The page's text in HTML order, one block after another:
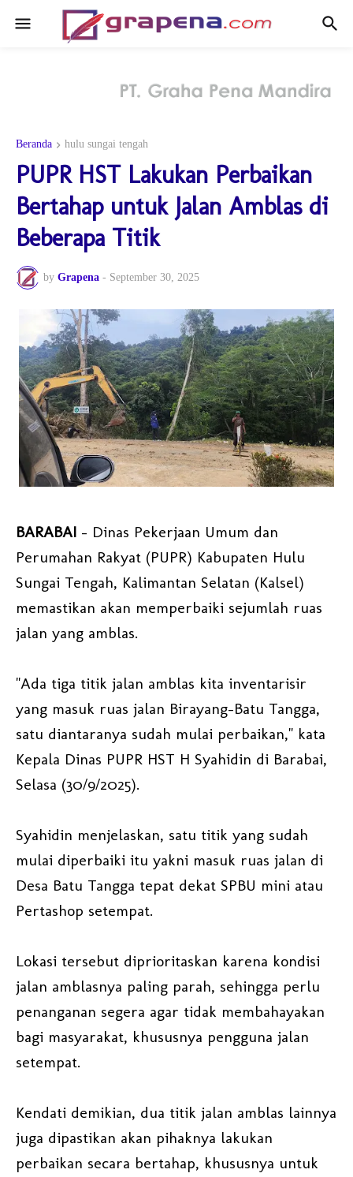
Beranda hulu sungai tengah
PUPR HST Lakukan Perbaikan
Bertahap untuk Jalan Amblas di
Beberapa Titik
by Grapena - September 30, 2025
BARABAI - Dinas Pekerjaan Umum dan
Perumahan Rakyat (PUPR) Kabupaten Hulu
Sungai Tengah, Kalimantan Selatan (Kalsel)
memastikan akan memperbaiki sejumlah ruas
jalan yang amblas.
"Ada tiga titik jalan amblas kita inventarisir
yang masuk ruas jalan Birayang-Batu Tangga,
satu diantaranya sudah mulai perbaikan," kata
Kepala Dinas PUPR HST H Syahidin di Barabai,
Selasa (30/9/2025).
Syahidin menjelaskan, satu titik yang sudah
mulai diperbaiki itu yakni masuk ruas jalan di
Desa Batu Tangga tepat dekat SPBU mini atau
Pertashop setempat.
Lokasi tersebut diprioritaskan karena kondisi
jalan amblasnya paling parah, sehingga perlu
penanganan segera agar tidak membahayakan
bagi masyarakat, khususnya pengguna jalan
setempat.
Kendati demikian, dua titik jalan amblas lainnya
juga dipastikan akan pihaknya lakukan
perbaikan secara bertahap, khususnya untuk